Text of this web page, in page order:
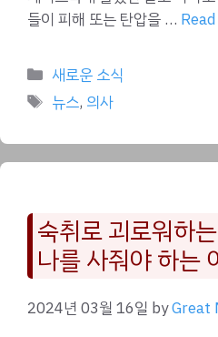
들이 피해 또는 탄압을 …
Categories
새로운 소식
Tags
뉴스, 의사
숙취로 괴로워하
나를 사줘야 하는
2024년 03월 16일 byGreat